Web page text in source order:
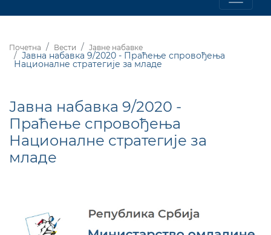
Почетна Вести Јавне набавке
Јавна набавка 9/2020 - Праћење спровођења
Националне стратегије за младе
Јавна набавка 9/2020 -
Праћење спровођења
Националне стратегије за
младе